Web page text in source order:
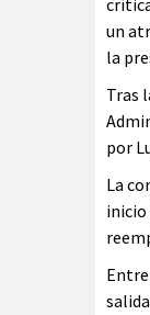
un
la
Tras
por
La
inicio